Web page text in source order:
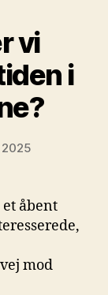
vi
i
2025
åbent
mod